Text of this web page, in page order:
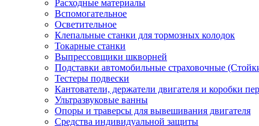
Расходные материалы
Вспомогательное
Осветительное
Клепальные станки для тормозных колодок
Токарные станки
Выпрессовщики шкворней
Подставки автомобильные страховочные
Тестеры подвески
Кантователи, держатели двигателя и коробки
Ультразвуковые ванны
Опоры и траверсы для вывешивания двигателя
Средства индивидуальной защиты